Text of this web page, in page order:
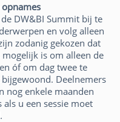
DW&BI Summit bij te
en volg alleen
zodanig gekozen dat
is om alleen de
óf om dag twee te
Deelnemers
nog enkele maanden
u een sessie moet